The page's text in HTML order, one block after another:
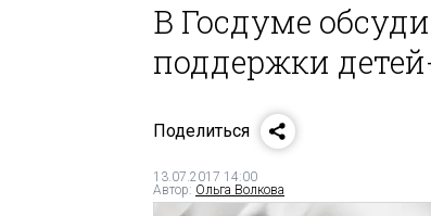
В Госдуме
поддержки
Поделиться
13.07.2017 14:00
Автор: Ольга Волкова